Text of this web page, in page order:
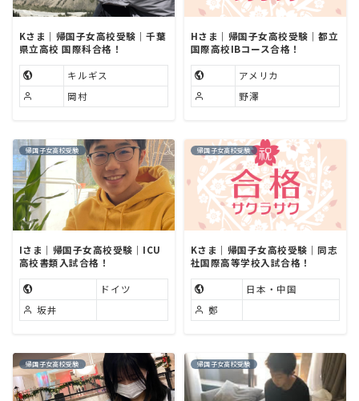
Kさま｜帰国子女高校受験｜千葉
県立高校 国際科合格！
キルギス
岡村
Hさま｜帰国子女高校受験｜都立
国際高校IBコース合格！
アメリカ
野澤
帰国子女高校受験
Iさま｜帰国子女高校受験｜ICU
高校書類入試合格！
ドイツ
坂井
帰国子女高校受験
Kさま｜帰国子女高校受験｜同志
社国際高等学校入試合格！
日本・中国
鄭
帰国子女高校受験 帰国子女高校受験